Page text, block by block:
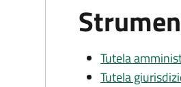
Tutela
Tutela